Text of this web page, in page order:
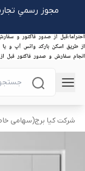
مجوز رسمیِ
شرکت کیا برج(سهامی